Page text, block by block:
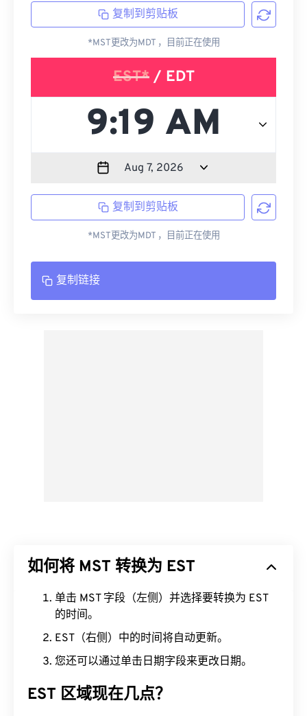
复制到剪贴板
*MST更改为MDT ，目前正在使用
EST*/ EDT
复制到剪贴板
*MST更改为MDT ，目前正在使用
复制链接
如何将 MST 转换为 EST
单击 MST 字段（左侧）并选择要转换为 EST
的时间。
EST（右侧）中的时间将自动更新。
您还可以通过单击日期字段来更改日期。
EST 区域现在几点？